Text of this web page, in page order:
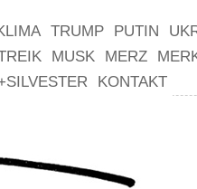
TRUMP PUTIN
MUSK MERZ
KONTAKT